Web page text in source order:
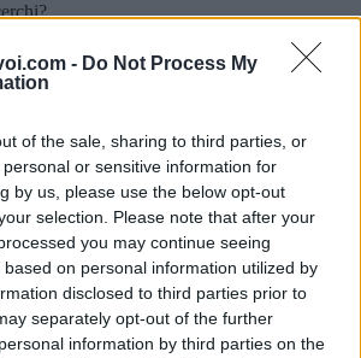
- Do Not Process My
of the sale, sharing to third parties, or
or sensitive information for
by us, please use the below opt-out
selection. Please note that after your
you may continue seeing
on personal information utilized by
disclosed to third parties prior to
separately opt-out of the further
information by third parties on the
a risparmio energetico con area